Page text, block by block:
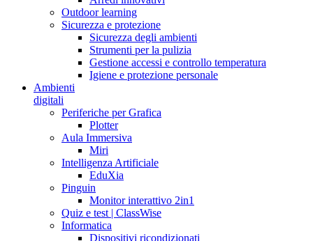
Outdoor learning
Sicurezza e protezione
Sicurezza degli ambienti
Strumenti per la pulizia
Gestione accessi e controllo temperatura
Igiene e protezione personale
Ambienti
digitali
Periferiche per Grafica
Plotter
Aula Immersiva
Miri
Intelligenza Artificiale
EduXia
Pinguin
Monitor interattivo 2in1
Quiz e test | ClassWise
Informatica
Dispositivi ricondizionati